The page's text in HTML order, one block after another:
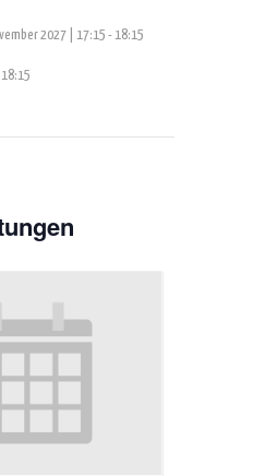
2027 | 17:15 -18:15